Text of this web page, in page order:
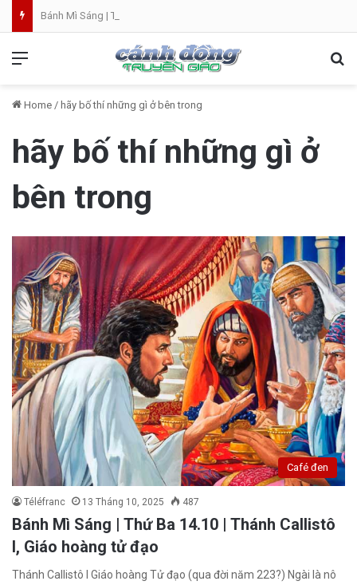
Home / hãy bố thí những gì ở bên trong
hãy bố thí những gì ở
bên trong
Café đen
Téléfranc 13 Tháng 10, 2025 487
Bánh Mì Sáng | Thứ Ba 14.10 | Thánh Callistô
I, Giáo hoàng tử đạo
Thánh Callistô I Giáo hoàng Tử đạo (qua đời năm 223?) Ngài là nô